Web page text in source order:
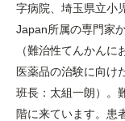
字病院、埼玉県立小
Japan所属の専門家
（難治性てんかん
医薬品の治験に向け
班長：太組一朗）。
階に来ています。患